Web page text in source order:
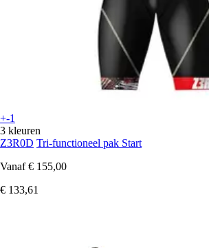
+-1
3 kleuren
Z3R0D Tri-functioneel pak Start
Vanaf € 155,00
€ 133,61